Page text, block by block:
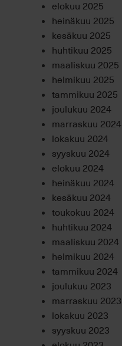
elokuu 2025
heinäkuu 2025
kesäkuu 2025
huhtikuu 2025
maaliskuu 2025
helmikuu 2025
tammikuu 2025
joulukuu 2024
marraskuu 2024
lokakuu 2024
syyskuu 2024
elokuu 2024
heinäkuu 2024
kesäkuu 2024
toukokuu 2024
huhtikuu 2024
maaliskuu 2024
helmikuu 2024
tammikuu 2024
joulukuu 2023
marraskuu 2023
lokakuu 2023
syyskuu 2023